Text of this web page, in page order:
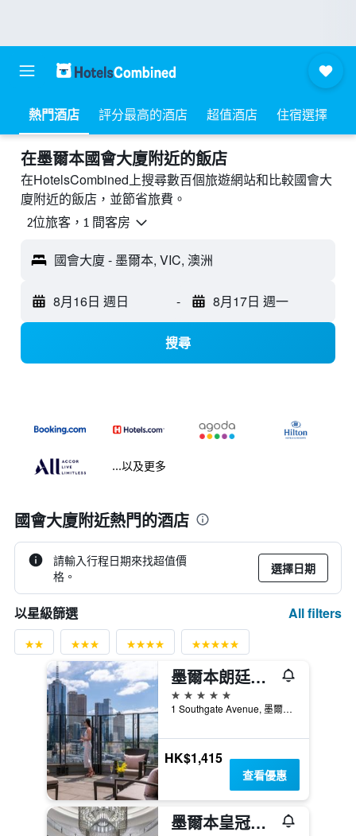
熱門酒店 評分最高的酒店 超值酒店 住宿選擇
​在墨爾本國會大廈附近​的飯店
在HotelsCombined上搜尋數百個旅遊網站和比較國會大
廈附近的飯店，並節省旅費。
2位旅客，1 間客房
國會大廈 - 墨爾本, VIC, 澳洲
8月16日 週日 - 8月17日 週一
搜尋
...以及更多
國會大廈附近熱門的酒店
請輸入行程日期來找超值價
格。
選擇日期
以星級篩選 All filters
墨爾本朗廷酒店
5星級
1 Southgate Avenue, 墨爾本, VIC, 澳洲
HK$1,415
查看優惠
墨爾本皇冠度假酒店